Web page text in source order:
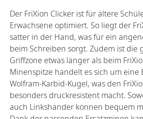
Der FriXion Clicker ist für ältere
Erwachsene optimiert. So liegt der
satter in der Hand, was für ein
beim Schreiben sorgt. Zudem ist die
Griffzone etwas länger als beim
Minenspitze handelt es sich um eine
Wolfram-Karbid-Kugel, was den
besonders druckresistent macht.
auch Linkshänder können bequem